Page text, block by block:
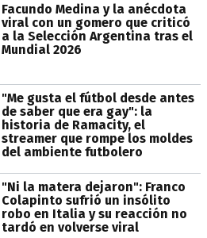
Facundo Medina y la anécdota
viral con un gomero que criticó
a la Selección Argentina tras el
Mundial 2026
"Me gusta el fútbol desde antes
de saber que era gay": la
historia de Ramacity, el
streamer que rompe los moldes
del ambiente futbolero
"Ni la matera dejaron": Franco
Colapinto sufrió un insólito
robo en Italia y su reacción no
tardó en volverse viral